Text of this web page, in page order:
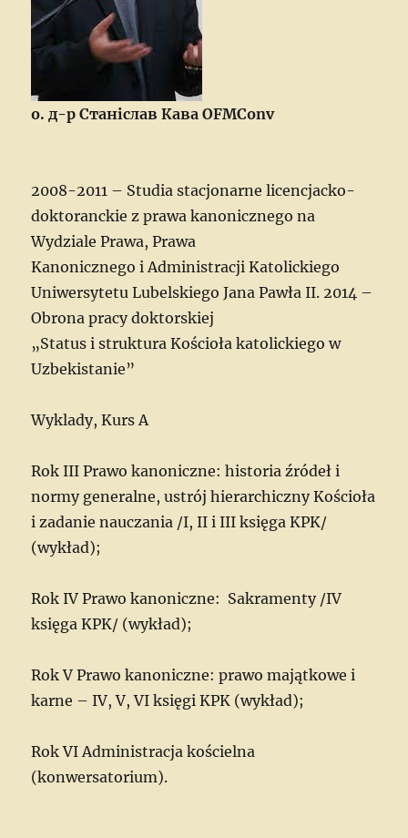
о. д-р Станіслав Кава OFMConv
2008-2011 – Studia stacjonarne licencjacko-
doktoranckie z prawa kanonicznego na
Wydziale Prawa, Prawa
Kanonicznego i Administracji Katolickiego
Uniwersytetu Lubelskiego Jana Pawła II. 2014 –
Obrona pracy doktorskiej
„Status i struktura Kościoła katolickiego w
Uzbekistanie”
Wyklady, Kurs A
Rok III Prawo kanoniczne: historia źródeł i
normy generalne, ustrój hierarchiczny Kościoła
i zadanie nauczania /I, II i III księga KPK/
(wykład);
Rok IV Prawo kanoniczne: Sakramenty /IV
księga KPK/ (wykład);
Rok V Prawo kanoniczne: prawo majątkowe i
karne – IV, V, VI księgi KPK (wykład);
Rok VI Administracja kościelna
(konwersatorium).